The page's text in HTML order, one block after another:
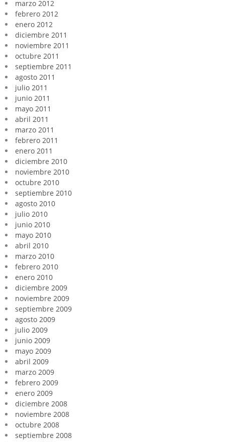
marzo 2012
febrero 2012
enero 2012
diciembre 2011
noviembre 2011
octubre 2011
septiembre 2011
agosto 2011
julio 2011
junio 2011
mayo 2011
abril 2011
marzo 2011
febrero 2011
enero 2011
diciembre 2010
noviembre 2010
octubre 2010
septiembre 2010
agosto 2010
julio 2010
junio 2010
mayo 2010
abril 2010
marzo 2010
febrero 2010
enero 2010
diciembre 2009
noviembre 2009
septiembre 2009
agosto 2009
julio 2009
junio 2009
mayo 2009
abril 2009
marzo 2009
febrero 2009
enero 2009
diciembre 2008
noviembre 2008
octubre 2008
septiembre 2008